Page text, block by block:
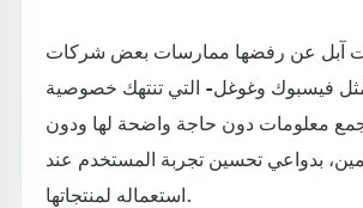
آبل عن رفضها ممارسات بعض شركات
مثل فيسبوك وغوغل- التي تنتهك خصوصية
معلومات دون حاجة واضحة لها ودون
بدواعي تحسين تجربة المستخدم عند
استعماله لمنتجاتها.